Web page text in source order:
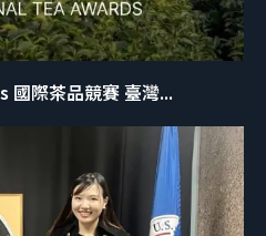
國際茶品競賽 臺灣...